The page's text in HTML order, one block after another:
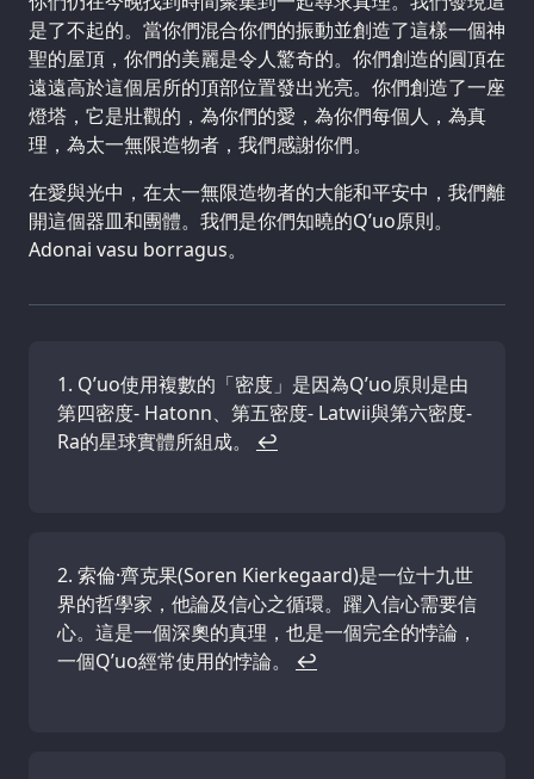
是了不起的。當你們混合你們的振動並創造了這樣一個神
聖的屋頂，你們的美麗是令人驚奇的。你們創造的圓頂在
遠遠高於這個居所的頂部位置發出光亮。你們創造了一座
燈塔，它是壯觀的，為你們的愛，為你們每個人，為真
理，為太一無限造物者，我們感謝你們。
在愛與光中，在太一無限造物者的大能和平安中，我們離
開這個器皿和團體。我們是你們知曉的Q’uo原則。
Adonai vasu borragus。
Q’uo使用複數的「密度」是因為Q’uo原則是由
第四密度- Hatonn、第五密度- Latwii與第六密度-
Ra的星球實體所組成。 ↩
索倫·齊克果(Soren Kierkegaard)是一位十九世
界的哲學家，他論及信心之循環。躍入信心需要信
心。這是一個深奧的真理，也是一個完全的悖論，
一個Q’uo經常使用的悖論。 ↩